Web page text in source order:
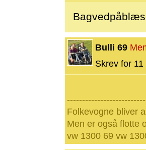
Bulli 69
Skrev for
Folkevogne bliver
Men er også flotte
vw 1300 69 vw